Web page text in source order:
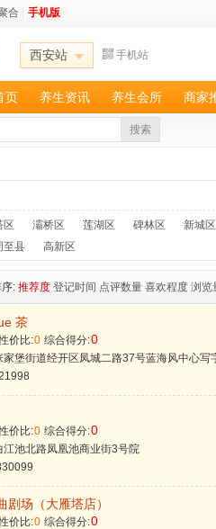
合 手机版
西安站 手机站
页 养生资讯 养生会所 商家
搜索
区 灞桥区 莲湖区 碑林区
新城区
至县 高新区
: 推荐度 登记时间 点评数量 喜欢程度 浏览
茶
价比:0 综合得分:0
家堡街道经开区凤城二路37号蓝海风中心写
价比:0 综合得分:0
江池北路凤凰池商业街3号院
剧场（大雁塔店）
价比:0 综合得分:0